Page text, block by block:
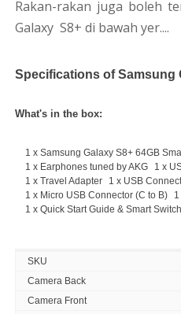
Rakan-rakan juga boleh
Galaxy S8+ di bawah yer....
Specifications of Samsung
What's in the box:
1 x Samsung Galaxy S8+ 64GB
1 x Earphones tuned by AKG
1 x
1 x Travel Adapter
1 x USB
1 x Micro USB Connector (C to B)
1 x Quick Start Guide & Smart
SKU
Camera Back
Camera Front